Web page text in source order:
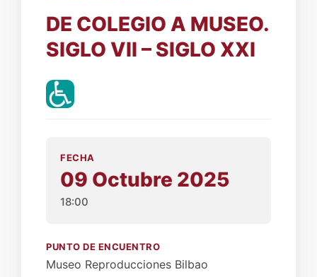
DE COLEGIO A MUSEO.
SIGLO VII – SIGLO XXI
FECHA
09 Octubre 2025
18:00
PUNTO DE ENCUENTRO
Museo Reproducciones Bilbao